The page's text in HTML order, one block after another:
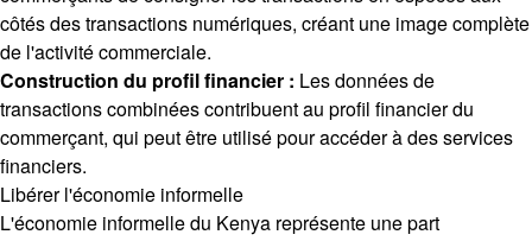
côtés des transactions numériques, créant une image complète
de l'activité commerciale.
Construction du profil financier : Les données de
transactions combinées contribuent au profil financier du
commerçant, qui peut être utilisé pour accéder à des services
financiers.
Libérer l'économie informelle
L'économie informelle du Kenya représente une part